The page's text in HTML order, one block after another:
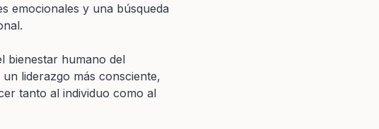
emocionales y una búsqueda
bienestar humano del
liderazgo más consciente,
tanto al individuo como al